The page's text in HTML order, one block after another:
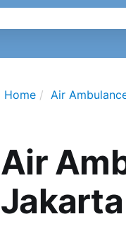
Home Air
Air
Jakarta